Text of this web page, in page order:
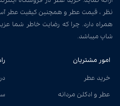
نظر ، قیمت عطر و همچنین کیفیت عطر
همراه دارد. چرا که رضایت خاطر شما
شاپ میباشد.
امور مشتریان
خرید عطر
عطر و ادکلن مردانه